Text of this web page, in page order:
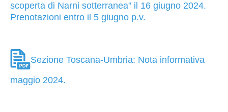
scoperta di Narni sotterranea" il 16 giugno 2024.
Prenotazioni entro il 5 giugno p.v.
Sezione Toscana-Umbria: Nota informativa
maggio 2024.